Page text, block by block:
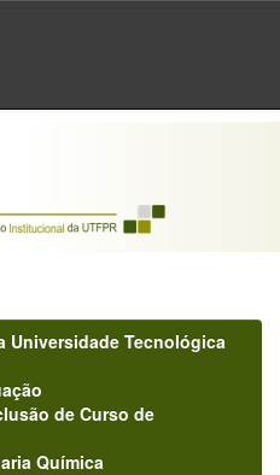
Tecnológica
de Curso de
Química